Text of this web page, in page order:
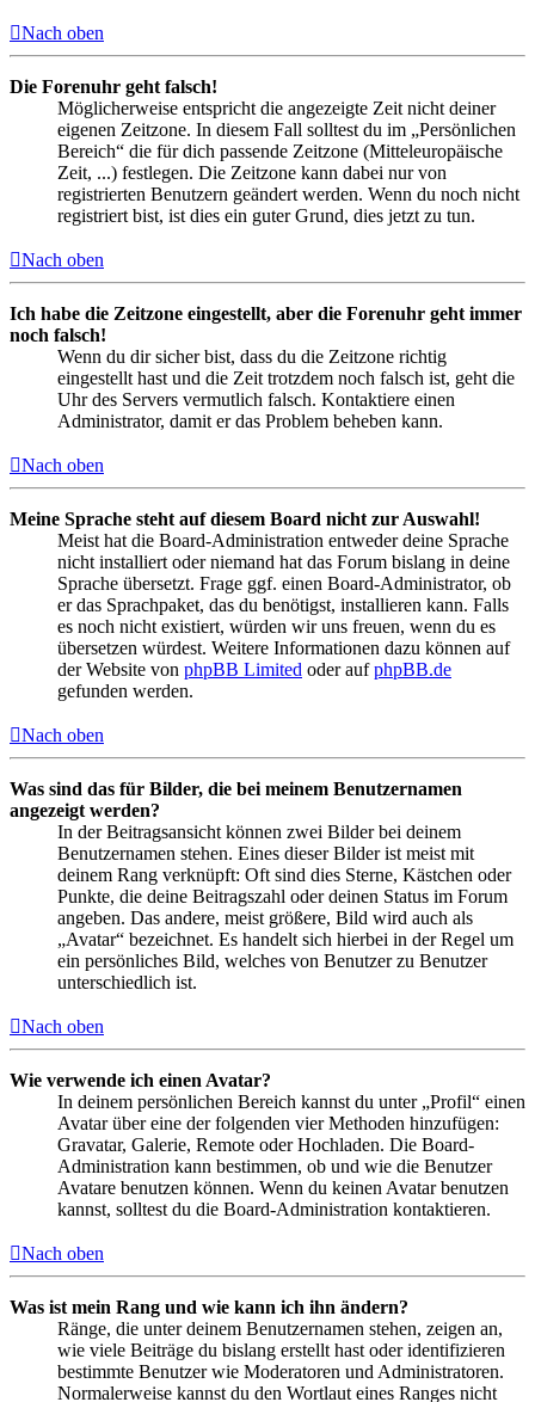
Nach oben
Die Forenuhr geht falsch!
Möglicherweise entspricht die angezeigte Zeit nicht deiner
eigenen Zeitzone. In diesem Fall solltest du im „Persönlichen
Bereich“ die für dich passende Zeitzone (Mitteleuropäische
Zeit, ...) festlegen. Die Zeitzone kann dabei nur von
registrierten Benutzern geändert werden. Wenn du noch nicht
registriert bist, ist dies ein guter Grund, dies jetzt zu tun.
Nach oben
Ich habe die Zeitzone eingestellt, aber die Forenuhr geht immer
noch falsch!
Wenn du dir sicher bist, dass du die Zeitzone richtig
eingestellt hast und die Zeit trotzdem noch falsch ist, geht die
Uhr des Servers vermutlich falsch. Kontaktiere einen
Administrator, damit er das Problem beheben kann.
Nach oben
Meine Sprache steht auf diesem Board nicht zur Auswahl!
Meist hat die Board-Administration entweder deine Sprache
nicht installiert oder niemand hat das Forum bislang in deine
Sprache übersetzt. Frage ggf. einen Board-Administrator, ob
er das Sprachpaket, das du benötigst, installieren kann. Falls
es noch nicht existiert, würden wir uns freuen, wenn du es
übersetzen würdest. Weitere Informationen dazu können auf
der Website von phpBB Limited oder aufphpBB.de
gefunden werden.
Nach oben
Was sind das für Bilder, die bei meinem Benutzernamen
angezeigt werden?
In der Beitragsansicht können zwei Bilder bei deinem
Benutzernamen stehen. Eines dieser Bilder ist meist mit
deinem Rang verknüpft: Oft sind dies Sterne, Kästchen oder
Punkte, die deine Beitragszahl oder deinen Status im Forum
angeben. Das andere, meist größere, Bild wird auch als
„Avatar“ bezeichnet. Es handelt sich hierbei in der Regel um
ein persönliches Bild, welches von Benutzer zu Benutzer
unterschiedlich ist.
Nach oben
Wie verwende ich einen Avatar?
In deinem persönlichen Bereich kannst du unter „Profil“ einen
Avatar über eine der folgenden vier Methoden hinzufügen:
Gravatar, Galerie, Remote oder Hochladen. Die Board-
Administration kann bestimmen, ob und wie die Benutzer
Avatare benutzen können. Wenn du keinen Avatar benutzen
kannst, solltest du die Board-Administration kontaktieren.
Nach oben
Was ist mein Rang und wie kann ich ihn ändern?
Ränge, die unter deinem Benutzernamen stehen, zeigen an,
wie viele Beiträge du bislang erstellt hast oder identifizieren
bestimmte Benutzer wie Moderatoren und Administratoren.
Normalerweise kannst du den Wortlaut eines Ranges nicht